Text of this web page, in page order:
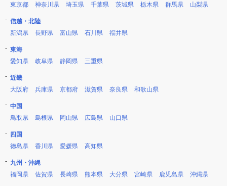
東京都
神奈川県 埼玉県 千葉県 茨城県 栃木県 群馬県 山梨県
信越・北陸
新潟県
長野県 富山県 石川県 福井県
東海
愛知県
岐阜県 静岡県 三重県
近畿
大阪府
兵庫県 京都府 滋賀県 奈良県 和歌山県
中国
鳥取県
島根県 岡山県 広島県 山口県
四国
徳島県
香川県 愛媛県 高知県
九州・沖縄
福岡県
佐賀県 長崎県 熊本県 大分県 宮崎県 鹿児島県 沖縄県